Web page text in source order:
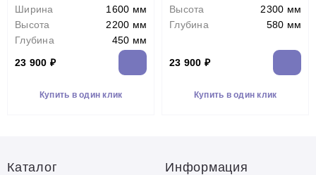
Ширина
1600 мм
Высота
2200 мм
Глубина
450 мм
23 900 ₽
Купить в один клик
Высота
2300 мм
Глубина
580 мм
23 900 ₽
Купить в один клик
Каталог Информация